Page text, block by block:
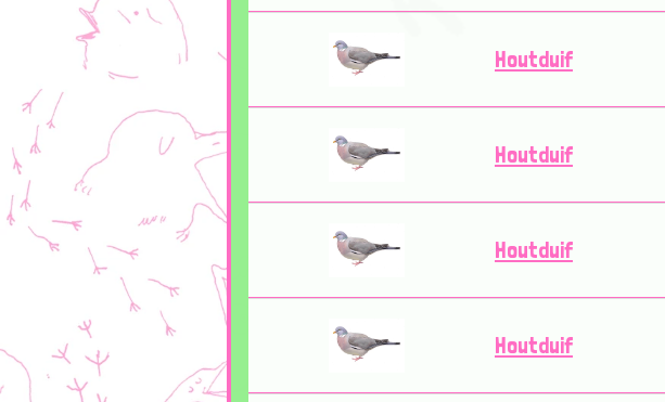
Houtduif
Houtduif
Houtduif
Houtduif